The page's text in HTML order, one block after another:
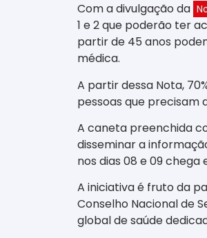
Com a divulgação da
1 e 2 que poderão ter
partir de 45 anos
médica.
A partir dessa Nota,
pessoas que precisam
A caneta preenchida
disseminar a
nos dias 08 e 09 chega
A iniciativa é fruto da
Conselho Nacional de
global de saúde